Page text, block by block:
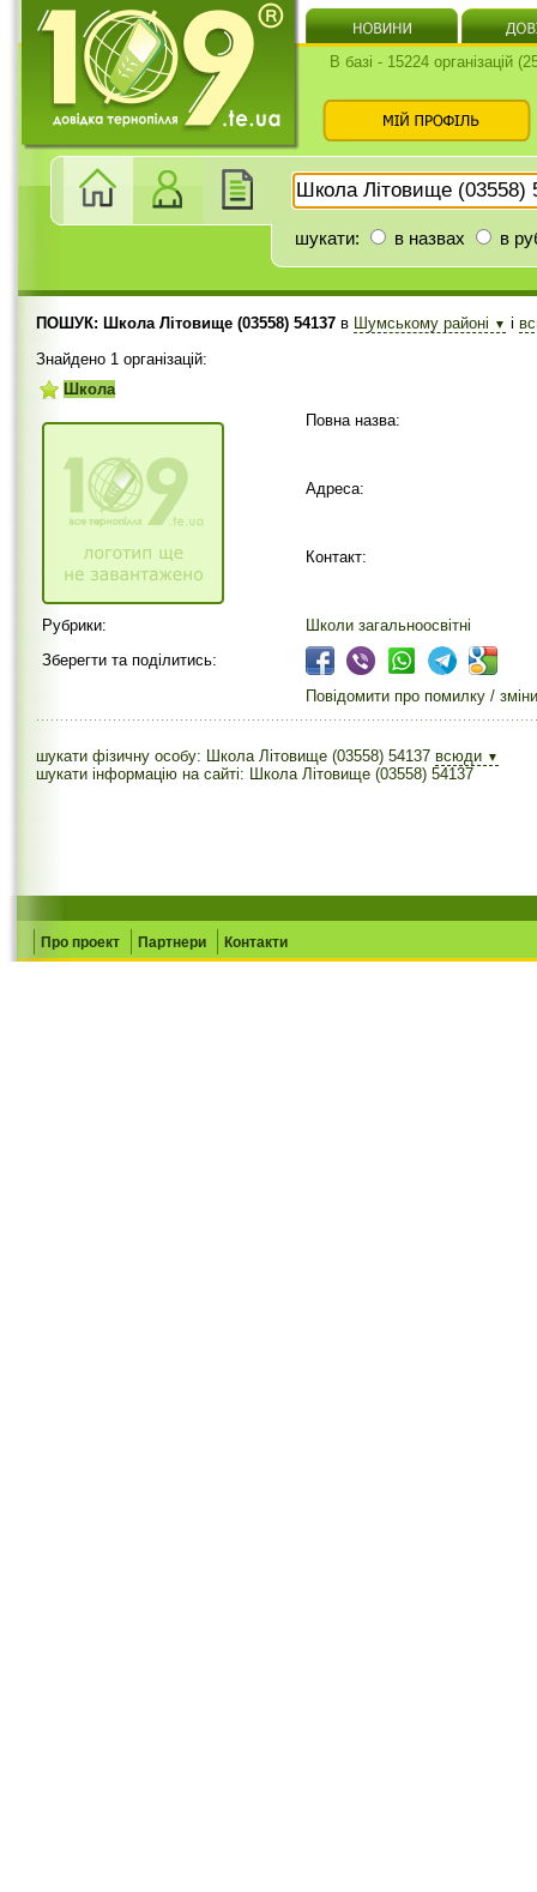
В базі - 15224 організацій
шукати: в назвах в
ПОШУК: Школа Літовище (03558) 54137 в Шумському районі ▼ і
Знайдено 1 організацій:
Школа
Повна назва:
Адреса:
Контакт:
Рубрики:
Школи загальноосвітні
Зберегти та поділитись:
Повідомити про помилку / зміни
шукати фізичну особу: Школа Літовище (03558) 54137 всюди ▼
шукати інформацію на сайті: Школа Літовище (03558) 54137
Про проект Партнери Контакти